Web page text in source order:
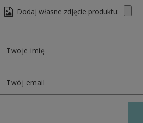
Dodaj własne zdjęcie produktu:
Twoje imię
Twój email